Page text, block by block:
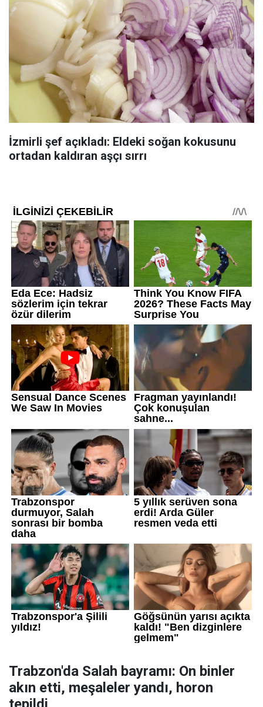
İzmirli şef açıkladı: Eldeki soğan kokusunu
ortadan kaldıran aşçı sırrı
Trabzon'da Salah bayramı: On binler
akın etti, meşaleler yandı, horon